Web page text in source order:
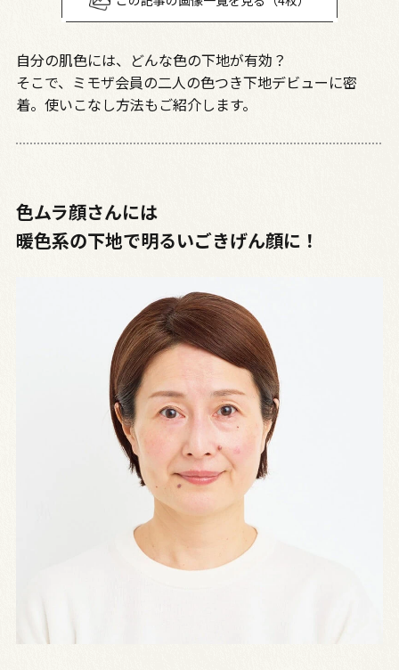
自分の肌色には、どんな色の下地が有効？
そこで、ミモザ会員の二人の色つき下地デビューに密
着。使いこなし方法もご紹介します。
色ムラ顔さんには
暖色系の下地で明るいごきげん顔に！